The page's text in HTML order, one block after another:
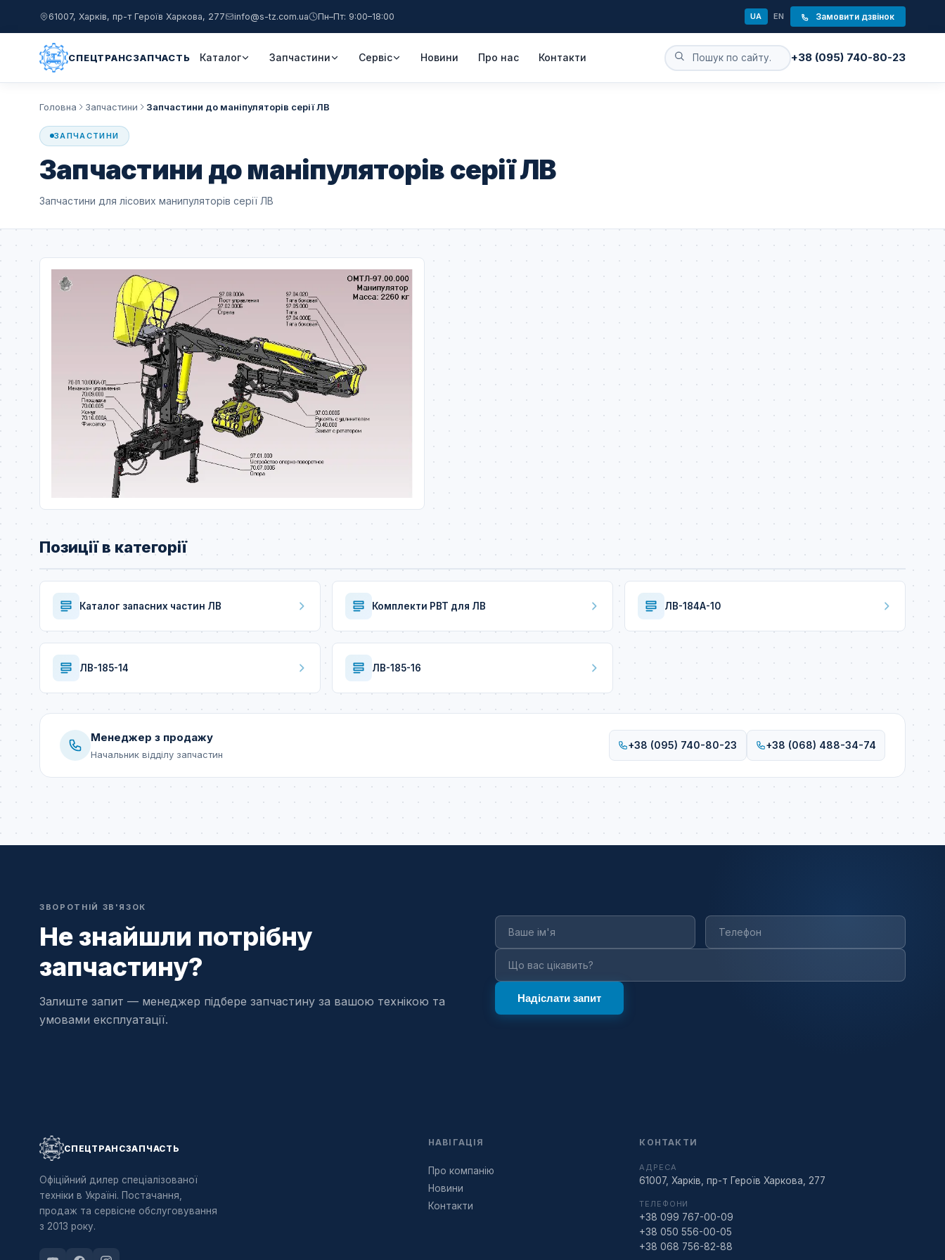
61007, Харків, пр-т Героїв Харкова, 277 info@s-tz.com.ua Пн–Пт: 9:00–18:00 UA EN Замовити дзвінок
СПЕЦТРАНСЗАПЧАСТЬ Каталог Запчастини Сервіс Новини Про нас Контакти +38 (095) 740-80-23
Головна Запчастини Запчастини до маніпуляторів серії ЛВ
ЗАПЧАСТИНИ
Запчастини до маніпуляторів серії ЛВ
Запчастини для лісових манипуляторів серії ЛВ
Позиції в категорії
Каталог запасних частин ЛВ Комплекти РВТ для ЛВ ЛВ-184А-10
ЛВ-185-14 ЛВ-185-16
Менеджер з продажу
Начальник відділу запчастин
+38 (095) 740-80-23 +38 (068) 488-34-74
ЗВОРОТНІЙ ЗВ'ЯЗОК
Не знайшли потрібну
запчастину?
Залиште запит — менеджер підбере запчастину за вашою технікою та
умовами експлуатації.
СПЕЦТРАНСЗАПЧАСТЬ
Офіційний дилер спеціалізованої
техніки в Україні. Постачання,
продаж та сервісне обслуговування
з 2013 року.
НАВІГАЦІЯ
Про компанію
Новини
Контакти
КОНТАКТИ
АДРЕСА
61007, Харків, пр-т Героїв Харкова, 277
ТЕЛЕФОНИ
+38 099 767-00-09
+38 050 556-00-05
+38 068 756-82-88